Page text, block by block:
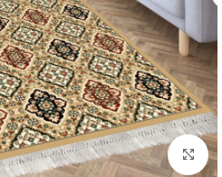
بزرگنمایی تصویر